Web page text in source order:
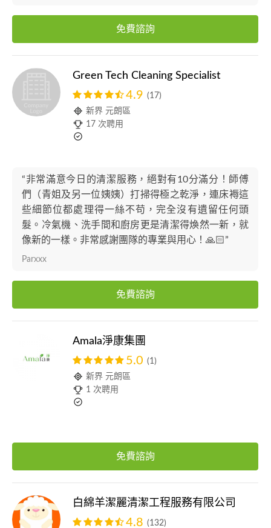
免費諮詢
Green Tech Cleaning Specialist
4.9 (17)
新界 元朗區
17 次聘用
“非常滿意今日的清潔服務，絕對有10分滿分！師傅
們（青姐及另一位姨姨）打掃得極之乾淨，連床褥這
些細節位都處理得一絲不苟，完全沒有遺留任何頭
髮。冷氣機、洗手間和廚房更是清潔得煥然一新，就
像新的一樣。非常感謝團隊的專業與用心！🙏🏻”
Parxxx
免費諮詢
Amala淨康集團
5.0 (1)
新界 元朗區
1 次聘用
免費諮詢
白綿羊潔麗清潔工程服務有限公司
4.8 (132)